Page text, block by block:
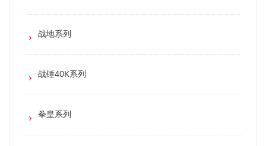
战地系列
战锤40K系列
拳皇系列